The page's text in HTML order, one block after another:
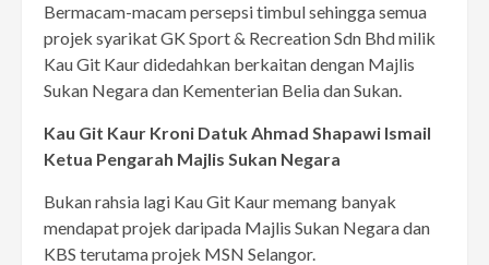
Bermacam-macam persepsi timbul sehingga semua
projek syarikat GK Sport & Recreation Sdn Bhd milik
Kau Git Kaur didedahkan berkaitan dengan Majlis
Sukan Negara dan Kementerian Belia dan Sukan.
Kau Git Kaur Kroni Datuk Ahmad Shapawi Ismail
Ketua Pengarah Majlis Sukan Negara
Bukan rahsia lagi Kau Git Kaur memang banyak
mendapat projek daripada Majlis Sukan Negara dan
KBS terutama projek MSN Selangor.